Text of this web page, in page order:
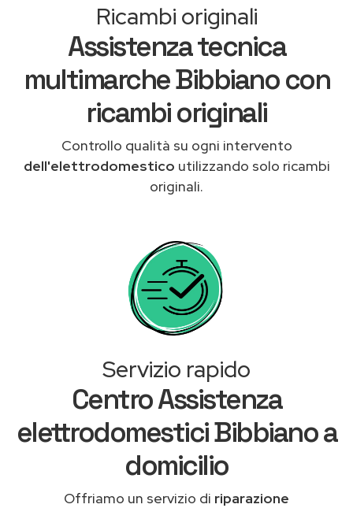
Ricambi originali
Assistenza tecnica
multimarche Bibbiano con
ricambi originali
Controllo qualità su ogni intervento
dell'elettrodomestico utilizzando solo ricambi
originali.
Servizio rapido
Centro Assistenza
elettrodomestici Bibbiano a
domicilio
Offriamo un servizio di riparazione